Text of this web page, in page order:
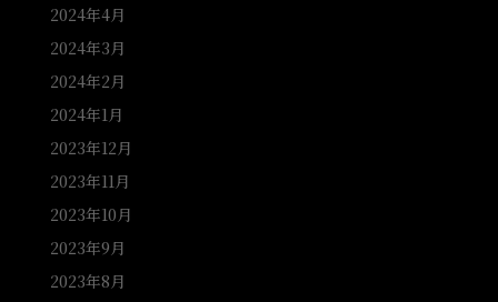
2024年4月
2024年3月
2024年2月
2024年1月
2023年12月
2023年11月
2023年10月
2023年9月
2023年8月